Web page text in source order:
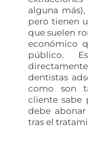
alguna
pero tienen
que suelen
económico
público.
dentistas
como son
cliente sabe
debe
tras el